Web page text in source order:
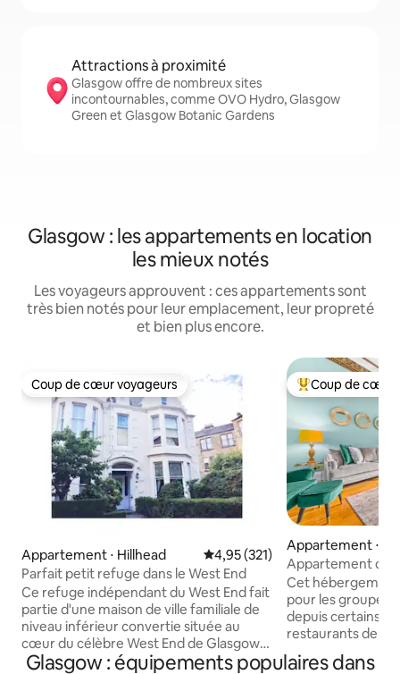
Attractions à proximité
Glasgow offre de nombreux sites
incontournables, comme OVO Hydro, Glasgow
Green et Glasgow Botanic Gardens
Glasgow : les appartements en location
les mieux notés
Les voyageurs approuvent : ces appartements sont
très bien notés pour leur emplacement, leur propreté
et bien plus encore.
Coup de cœur voyageurs
Coup de cœur voyageurs
Appartement ⋅ Hillhead Évaluation moyenne sur la
4,95 (321)
Parfait petit refuge dans le West End
Ce refuge indépendant du West End fait
partie d'une maison de ville familiale de
niveau inférieur convertie située au
cœur du célèbre West End de Glasgow
avec son propre accès sécurisé et se
Coups de cœur
Coup de cœur
Appartement ⋅
ark
Appartement
Glasgow, à
SECC
Cet
pour les groupes.
depuis certains
restaurants de
West End.
proximité
Glasgow : équipements populaires dans